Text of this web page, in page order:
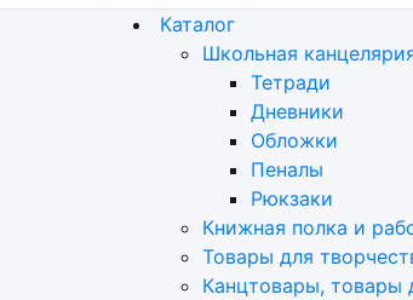
Каталог
Школьная
Тетради
Дневники
Обложки
Пеналы
Рюкзаки
Книжная полка и
Товары для
Канцтовары, товары